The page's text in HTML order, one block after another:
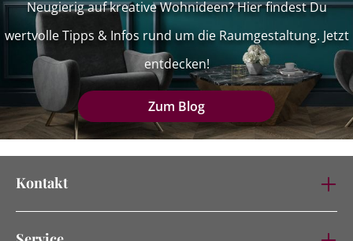
Neugierig auf kreative Wohnideen? Hier findest Du
wertvolle Tipps & Infos rund um die Raumgestaltung. Jetzt
entdecken!
Zum Blog
Kontakt